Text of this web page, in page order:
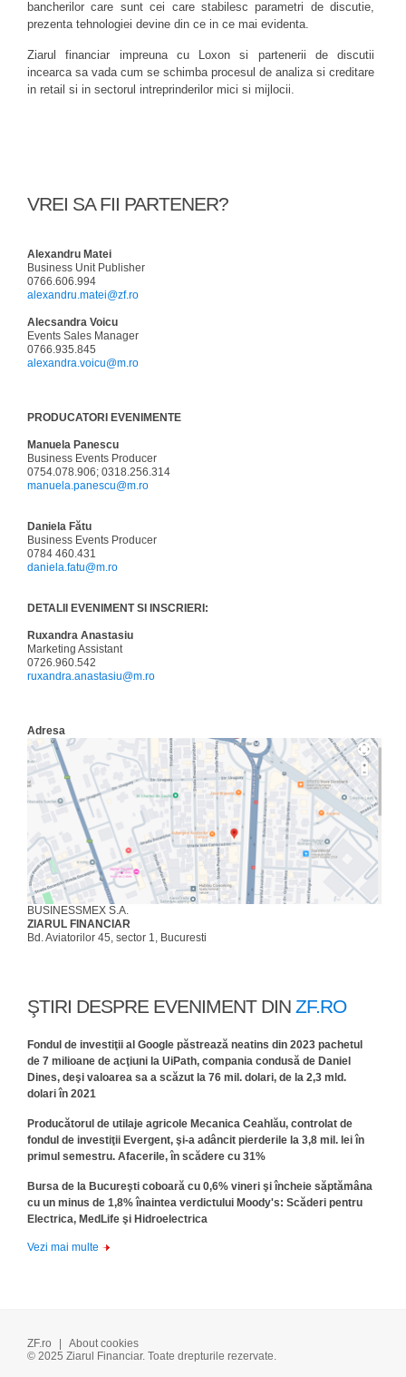
bancherilor care sunt cei care stabilesc parametri de discutie,
prezenta tehnologiei devine din ce in ce mai evidenta.
Ziarul financiar impreuna cu Loxon si partenerii de discutii
incearca sa vada cum se schimba procesul de analiza si creditare
in retail si in sectorul intreprinderilor mici si mijlocii.
VREI SA FII PARTENER?
Alexandru Matei
Business Unit Publisher
0766.606.994
alexandru.matei@zf.ro
Alecsandra Voicu
Events Sales Manager
0766.935.845
alexandra.voicu@m.ro
PRODUCATORI EVENIMENTE
Manuela Panescu
Business Events Producer
0754.078.906; 0318.256.314
manuela.panescu@m.ro
Daniela Fătu
Business Events Producer
0784 460.431
daniela.fatu@m.ro
DETALII EVENIMENT SI INSCRIERI:
Ruxandra Anastasiu
Marketing Assistant
0726.960.542
ruxandra.anastasiu@m.ro
Adresa
BUSINESSMEX S.A.
ZIARUL FINANCIAR
Bd. Aviatorilor 45, sector 1, Bucuresti
ŞTIRI DESPRE EVENIMENT DIN ZF.RO
Fondul de investiţii al Google păstrează neatins din 2023 pachetul
de 7 milioane de acţiuni la UiPath, compania condusă de Daniel
Dines, deşi valoarea sa a scăzut la 76 mil. dolari, de la 2,3 mld.
dolari în 2021
Producătorul de utilaje agricole Mecanica Ceahlău, controlat de
fondul de investiţii Evergent, şi-a adâncit pierderile la 3,8 mil. lei în
primul semestru. Afacerile, în scădere cu 31%
Bursa de la Bucureşti coboară cu 0,6% vineri şi încheie săptămâna
cu un minus de 1,8% înaintea verdictului Moody's: Scăderi pentru
Electrica, MedLife şi Hidroelectrica
Vezi mai multe
ZF.ro |
About cookies
© 2025 Ziarul Financiar. Toate drepturile rezervate.